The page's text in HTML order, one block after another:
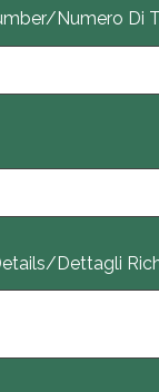
Numero Di
Dettagli